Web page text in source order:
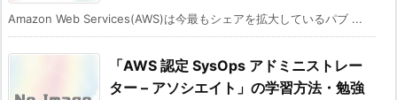
Amazon Web Services(AWS)は今最もシェアを拡大しているパブ ...
「AWS 認定 SysOps アドミニストレー
ター – アソシエイト」の学習方法・勉強